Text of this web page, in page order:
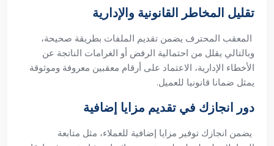
تقليل المخاطر القانونية والإدارية
المعقب المحترف يضمن تقديم الملفات بطريقة صحيحة،
وبالتالي يقلل من احتمالية الرفض أو الغرامات الناتجة عن
الأخطاء الإدارية، الاعتماد على أرقام معقبين معروفة وموثوقة
يمثل ضمانا قانونيا للعميل.
دور انجازك في تقديم مزايا إضافية
يضمن انجازك توفير مزايا إضافية للعملاء، مثل متابعة